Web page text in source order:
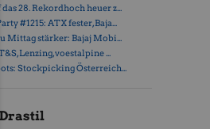
das 28. Rekordhoch heuer z...
#1215: ATX fester, Baja...
Mittag stärker: Bajaj Mobi...
Lenzing, voestalpine ...
Stockpicking Österreich...